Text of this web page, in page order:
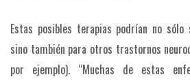
Estas posibles terapias podrían no
sino también para otros trastornos
por ejemplo). “Muchas de estas